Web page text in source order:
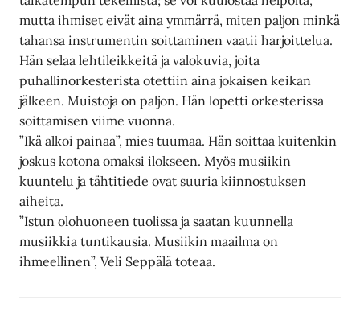
mutta ihmiset eivät aina ymmärrä, miten paljon minkä
tahansa instrumentin soittaminen vaatii harjoittelua.
Hän selaa lehtileikkeitä ja valokuvia, joita
puhallinorkesterista otettiin aina jokaisen keikan
jälkeen. Muistoja on paljon. Hän lopetti orkesterissa
soittamisen viime vuonna.
”Ikä alkoi painaa”, mies tuumaa. Hän soittaa kuitenkin
joskus kotona omaksi ilokseen. Myös musiikin
kuuntelu ja tähtitiede ovat suuria kiinnostuksen
aiheita.
”Istun olohuoneen tuolissa ja saatan kuunnella
musiikkia tuntikausia. Musiikin maailma on
ihmeellinen”, Veli Seppälä toteaa.